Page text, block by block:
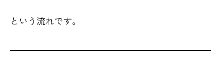
という流れです。